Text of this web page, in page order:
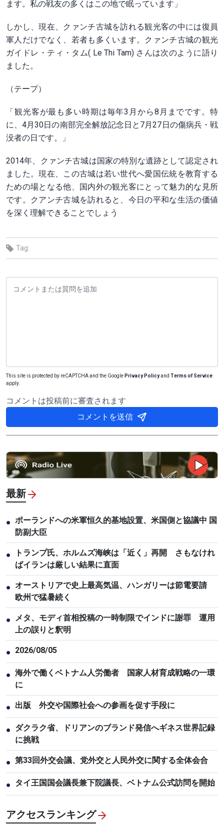
ます。私の戦友の多くはこの地で眠っています」
しかし、現在、クァンチ古城を訪れる観光客の中には復員
軍人だけでなく、若者も多くいます。クァンチ古城の観光
ガイドレ・ティ・タム( Le Thi Tam) さんは次のように語り
ました。
（テープ）
「観光客が最も多い時期は毎年3月から8月までです。特
に、4月30日の南部完全解放記念日と7月27日の傷病兵・戦
没者の日です。」
2014年、クァンチ古城は国家の特別な遺跡として認定され
ました。現在、この古城は若い世代へ愛国伝統を教育する
ための場となる他、国内外の観光客にとって魅力的な見所
です。クアンチ古城を訪れると、今日の平和な生活の価値
を深く理解できることでしょう
Tag:
This site is protected by reCAPTCHA and the Google Privacy Policyand Terms of Service
apply.
コメントは投稿前に審査されます
コメントを送信
最新
● ポーランドへの米軍恒久的基地設置、米国側と協議中 国
防副大臣
●
トランプ氏、ホルムズ海峡は「近く」再開 さもなけれ
ばイランは厳しい結果に直面
● オーストリアで史上最高気温、ハンガリーは節電要請
欧州で猛暑続く
● メタ、モディ首相投稿の一時制限でインドに謝罪 運用
上の誤りと釈明
● 2026/08/05
● 海外で働くベトナム人労働者 国家人材育成戦略の一環
に
● 出版 外交や国際社会への参画を促す手段に
● ダクラク省、ドリアンのブランド発信へギネス世界記録
に挑戦
● 第33回外交会議、党外交と人民外交に関する全体会合
● タイ王国国会議長兼下院議長、ベトナム公式訪問を開始
アクセスランキング